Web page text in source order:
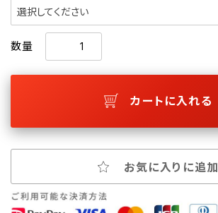
選択してください
数量
カートに入れる
お気に入りに追加